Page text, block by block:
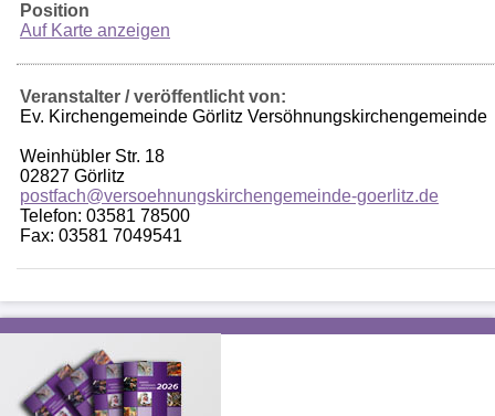
Position
Auf Karte anzeigen
Veranstalter / veröffentlicht von:
Ev. Kirchengemeinde Görlitz Versöhnungskirchengemeinde
Weinhübler Str. 18
02827 Görlitz
postfach@versoehnungskirchengemeinde-goerlitz.de
Telefon: 03581 78500
Fax: 03581 7049541